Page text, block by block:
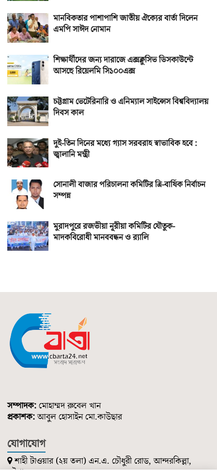
মানবিকতার পাশাপাশি জাতীয় ঐক্যের বার্তা দিলেন
এমপি সাঈদ নোমান
শিক্ষার্থীদের জন্য দারাজে এক্সক্লুসিভ ডিসকাউন্টে
আসছে রিয়েলমি সি১০০এক্স
চট্টগ্রাম ভেটেরিনারি ও এনিম্যাল সাইন্সেস বিশ্ববিদ্যালয়
দিবস কাল
দুই-তিন দিনের মধ্যে গ্যাস সরবরাহ স্বাভাবিক হবে :
জ্বালানি মন্ত্রী
সোনালী বাজার পরিচালনা কমিটির ত্রি-বার্ষিক নির্বাচন
সম্পন্ন
মুরাদপুরে রজভীয়া নূরীয়া কমিটির যৌতুক-
মাদকবিরোধী মানববন্ধন ও র‌্যালি
সম্পাদক: মোহাম্মদ রুবেল খান
প্রকাশক:আবুল হোসাইন মো.কাউছার
যোগাযোগ
শাহী টাওয়ার (২য় তলা) এন.এ. চৌধুরী রোড, আন্দরকিল্লা,